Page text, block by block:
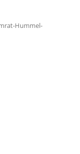
Hummel-